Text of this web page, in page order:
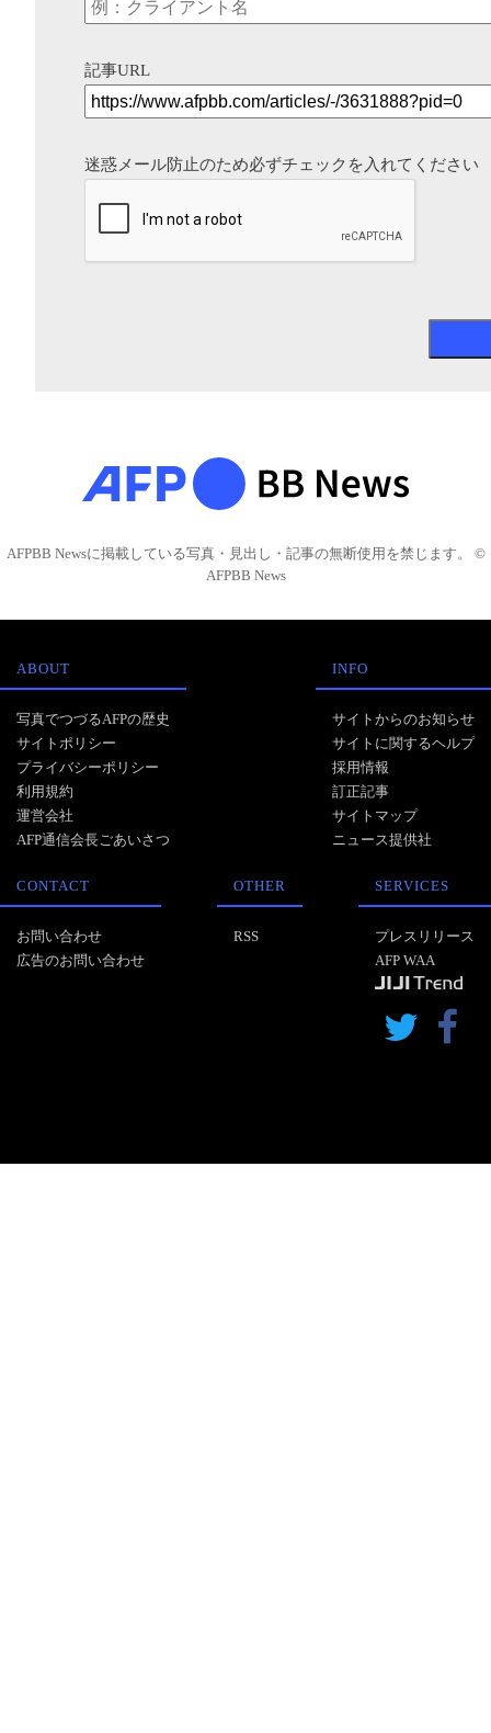
記事URL
迷惑メール防止のため必ずチェックを入れてください
AFPBB Newsに掲載している写真・見出し・記事の無断使用を禁じます。 ©
AFPBB News
ABOUT
写真でつづるAFPの歴史
サイトポリシー
プライバシーポリシー
利用規約
運営会社
AFP通信会長ごあいさつ
INFO
サイトからのお知らせ
サイトに関するヘルプ
採用情報
訂正記事
サイトマップ
ニュース提供社
CONTACT
お問い合わせ
広告のお問い合わせ
OTHER
RSS
SERVICES
プレスリリース
AFP WAA